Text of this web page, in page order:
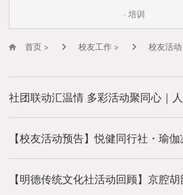
· 培训
首页 > 校友工作 > 校友活